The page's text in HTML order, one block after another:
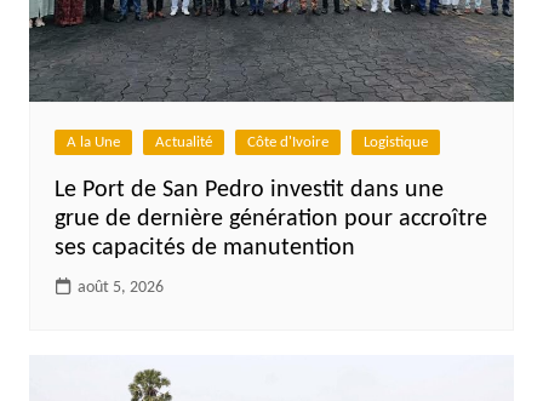
A la Une Actualité Côte d'Ivoire Logistique
Le Port de San Pedro investit dans une
grue de dernière génération pour accroître
ses capacités de manutention
août 5, 2026